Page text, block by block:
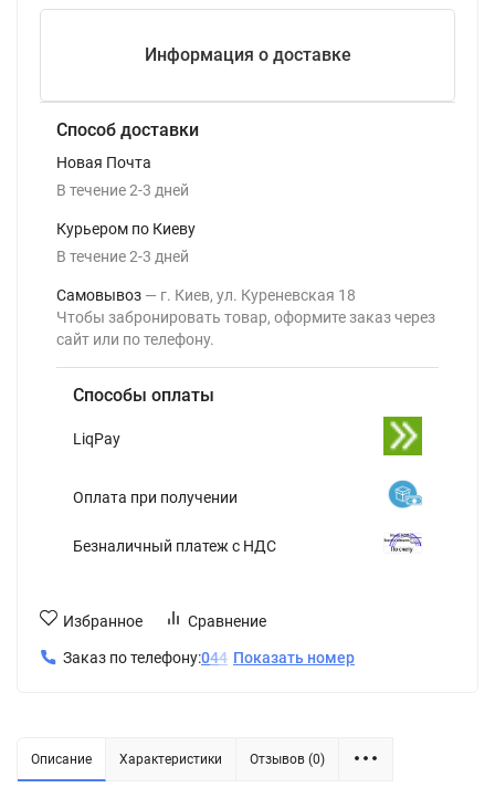
Информация о доставке
Способ доставки
Новая Почта
В течение2-3 дней
Курьером по Киеву
В течение2-3 дней
Самовывоз
г. Киев, ул. Куреневская 18
Чтобы забронировать товар, оформите заказ через
сайт или по телефону.
Способы оплаты
LiqPay
Оплата при получении
Безналичный платеж с НДС
Избранное Сравнение
Заказ по телефону:044 Показать номер
Описание Характеристики Отзывов (0)